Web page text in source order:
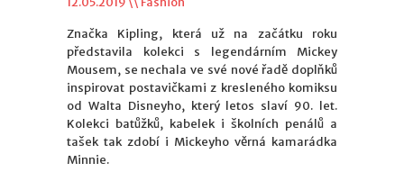
Značka Kipling, která už na začátku roku
představila kolekci s legendárním Mickey
Mousem, se nechala ve své nové řadě doplňků
inspirovat postavičkami z kresleného komiksu
od Walta Disneyho, který letos slaví 90. let.
Kolekci batůžků, kabelek i školních penálů a
tašek tak zdobí i Mickeyho věrná kamarádka
Minnie.